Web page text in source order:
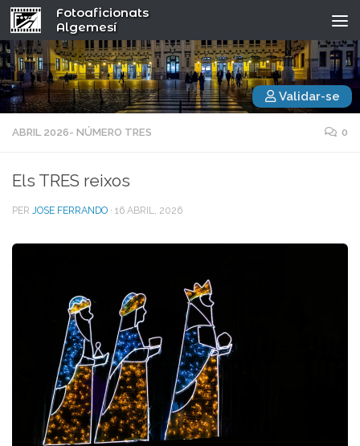
Fotoaficionats
Algemesí
Validar-se
ABRIL 2026- NÚMERO TRES 0
Els TRES reixos
PER JOSE FERRANDO · 16 ABRIL, 2026